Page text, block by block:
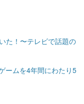
た！〜テレビで話題の
ームを4年間にわたり5